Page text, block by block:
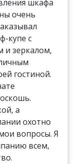
шкафа
очень
купе с
и зеркалом,
гостиной.
а
охотно
вопросы. Я
всем,